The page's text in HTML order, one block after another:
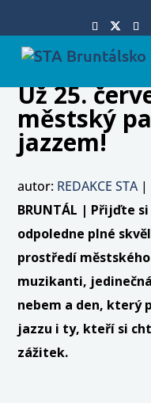
Už 25.
městský
jazzem!
autor: REDAKCE STA|
BRUNTÁL | Přijďte
odpoledne plné
prostředí
muzikanti,
nebem a den, který
jazzu i ty, kteří si
zážitek.